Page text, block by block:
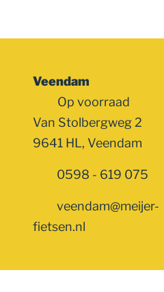
Veendam
Op voorraad
Van Stolbergweg 2
9641 HL, Veendam
0598 - 619 075
veendam@meijer-
fietsen.nl